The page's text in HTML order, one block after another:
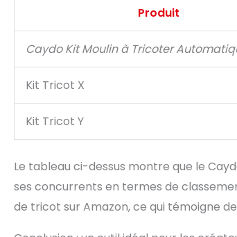
Produit
Caydo Kit Moulin à Tricoter
Kit Tricot X
Kit Tricot Y
Le tableau ci-dessus montre que le
ses concurrents en termes de
de tricot sur Amazon, ce qui témoigne